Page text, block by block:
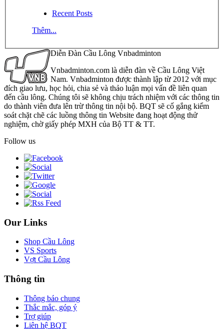
Recent Posts
Thêm...
Diễn Đàn Cầu Lông Vnbadminton
Vnbadminton.com là diễn đàn về Cầu Lông Việt
Nam. Vnbadminton được thành lập từ 2012 với mục
đích giao lưu, học hỏi, chia sẻ và thảo luận mọi vấn đề liên quan
đến cầu lông. Chúng tôi sẽ không chịu trách nhiệm với các thông tin
do thành viên đưa lên trừ thông tin nội bộ. BQT sẽ cố gắng kiểm
soát chặt chẽ các luồng thông tin Website đang hoạt động thử
nghiệm, chờ giấy phép MXH của Bộ TT & TT.
Follow us
Our Links
Shop Cầu Lông
VS Sports
Vợt Cầu Lông
Thông tin
Thông báo chung
Thắc mắc, góp ý
Trợ giúp
Liên hệ BQT